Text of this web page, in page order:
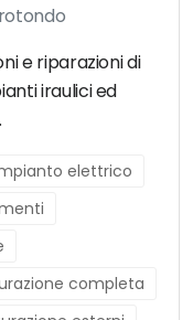
e riparazioni di
iraulici ed
elettrico
completa